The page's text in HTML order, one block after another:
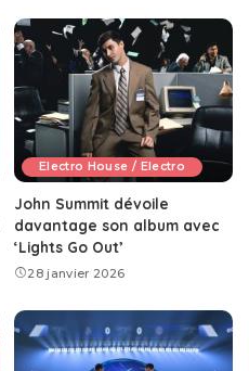
Electro House / Electro
John Summit dévoile
davantage son album avec
‘Lights Go Out’
28 janvier 2026